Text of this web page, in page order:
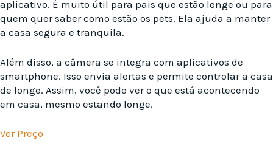
aplicativo. É muito útil para pais que estão longe ou para
quem quer saber como estão os pets. Ela ajuda a manter
a casa segura e tranquila.
Além disso, a câmera se integra com aplicativos de
smartphone. Isso envia alertas e permite controlar a casa
de longe. Assim, você pode ver o que está acontecendo
em casa, mesmo estando longe.
Ver Preço